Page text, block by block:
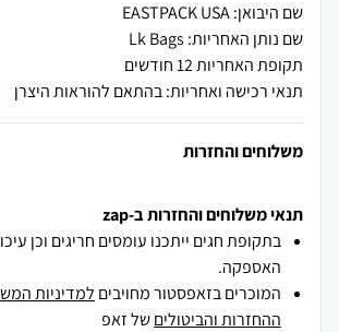
שם היבואן: EASTPACK USA
שם נותן האחריות: Lk Bags
תקופת האחריות 12 חודשים
תנאי רכישה ואחריות: בהתאם להוראות היצרן
משלוחים והחזרות
תנאי משלוחים והחזרות ב-zap
בתקופת חגים ייתכנו עומסים חריגים וכן
האספקה.
המוכרים בזאפסטור מחויבים למדיניות
ההחזרות והביטוליםשל זאפ